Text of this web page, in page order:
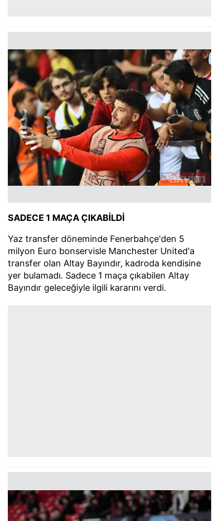
SADECE 1 MAÇA ÇIKABİLDİ
Yaz transfer döneminde Fenerbahçe'den 5
milyon Euro bonservisle Manchester United'a
transfer olan Altay Bayındır, kadroda kendisine
yer bulamadı. Sadece 1 maça çıkabilen Altay
Bayındır geleceğiyle ilgili kararını verdi.